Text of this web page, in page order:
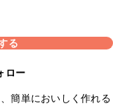
る
ロー
簡単においしく作れる